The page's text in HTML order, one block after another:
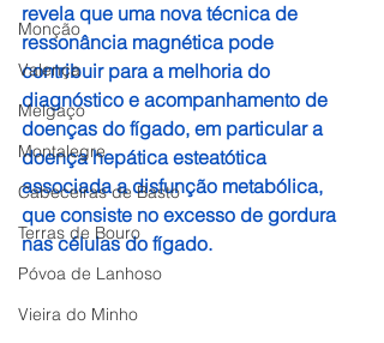
Monção
Valença
Melgaço
Montalegre
Cabeceiras de Basto
Terras de Bouro
Póvoa de Lanhoso
Vieira do Minho
revela que uma nova técnica de
ressonância magnética pode
contribuir para a melhoria do
diagnóstico e acompanhamento de
doenças do fígado, em particular a
doença hepática esteatótica
associada a disfunção metabólica,
que consiste no excesso de gordura
nas células do fígado.